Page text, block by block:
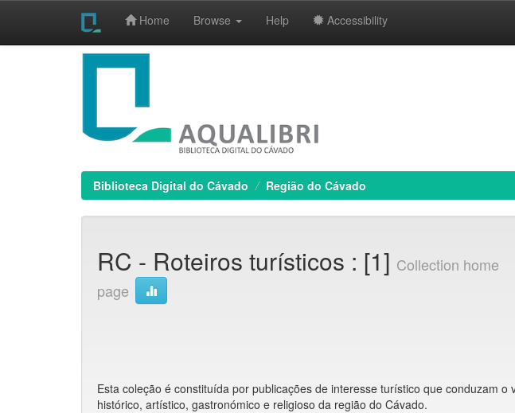
Home Browse Help Accessibility
Biblioteca Digital do Cávado Região do Cávado
RC - Roteiros turísticos : [1] Collection home
page
Esta coleção é constituída por publicações de interesse turístico que conduzam
histórico, artístico, gastronómico e religioso da região do Cávado.